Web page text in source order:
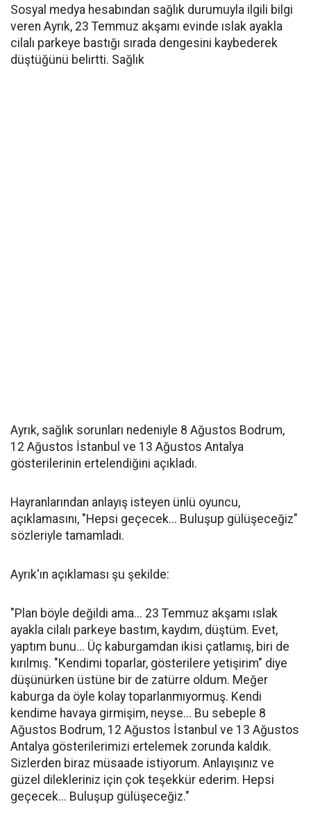
Sosyal medya hesabından sağlık durumuyla ilgili bilgi
veren Ayrık, 23 Temmuz akşamı evinde ıslak ayakla
cilalı parkeye bastığı sırada dengesini kaybederek
düştüğünü belirtti. Sağlık
Ayrık, sağlık sorunları nedeniyle 8 Ağustos Bodrum,
12 Ağustos İstanbul ve 13 Ağustos Antalya
gösterilerinin ertelendiğini açıkladı.
Hayranlarından anlayış isteyen ünlü oyuncu,
açıklamasını, "Hepsi geçecek... Buluşup gülüşeceğiz"
sözleriyle tamamladı.
Ayrık'ın açıklaması şu şekilde:
"Plan böyle değildi ama... 23 Temmuz akşamı ıslak
ayakla cilalı parkeye bastım, kaydım, düştüm. Evet,
yaptım bunu... Üç kaburgamdan ikisi çatlamış, biri de
kırılmış. "Kendimi toparlar, gösterilere yetişirim" diye
düşünürken üstüne bir de zatürre oldum. Meğer
kaburga da öyle kolay toparlanmıyormuş. Kendi
kendime havaya girmişim, neyse... Bu sebeple 8
Ağustos Bodrum, 12 Ağustos İstanbul ve 13 Ağustos
Antalya gösterilerimizi ertelemek zorunda kaldık.
Sizlerden biraz müsaade istiyorum. Anlayışınız ve
güzel dilekleriniz için çok teşekkür ederim. Hepsi
geçecek... Buluşup gülüşeceğiz."